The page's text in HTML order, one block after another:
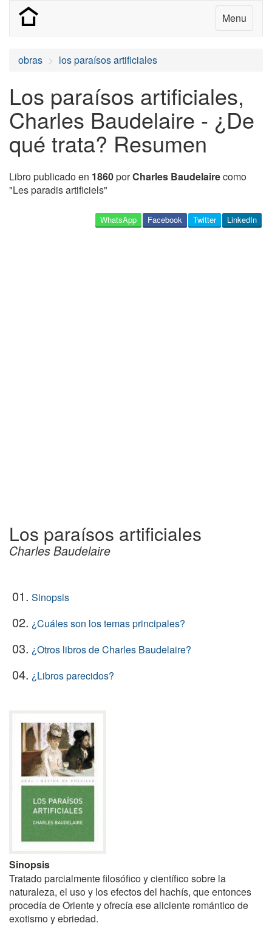
Menu
obras los paraísos artificiales
Los paraísos artificiales,
Charles Baudelaire - ¿De
qué trata? Resumen
Libro publicado en 1860porCharles Baudelairecomo
"Les paradis artificiels"
LinkedIn
Twitter
Facebook
WhatsApp
Los paraísos artificiales
Charles Baudelaire
01. Sinopsis
02. ¿Cuáles son los temas principales?
03. ¿Otros libros de Charles Baudelaire?
04. ¿Libros parecidos?
Sinopsis
Tratado parcialmente filosófico y científico sobre la
naturaleza, el uso y los efectos del hachís, que entonces
procedía de Oriente y ofrecía ese aliciente romántico de
exotismo y ebriedad.